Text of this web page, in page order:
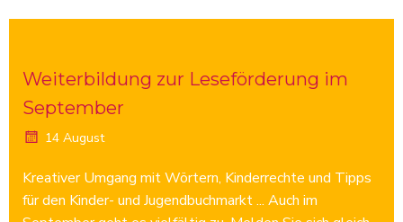
Weiterbildung zur Leseförderung im
September
14 August
Kreativer Umgang mit Wörtern, Kinderrechte und Tipps
für den Kinder- und Jugendbuchmarkt ... Auch im